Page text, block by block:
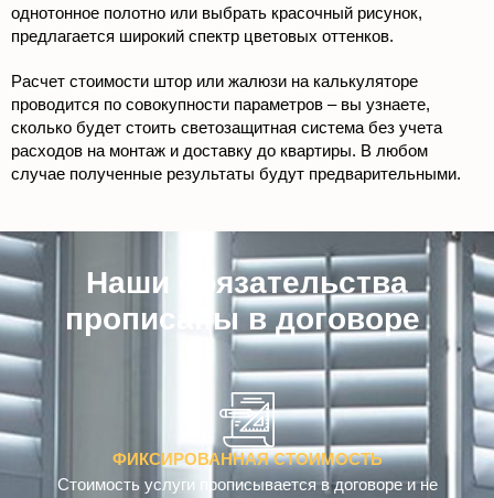
однотонное полотно или выбрать красочный рисунок,
предлагается широкий спектр цветовых оттенков.
Расчет стоимости штор или жалюзи на калькуляторе
проводится по совокупности параметров – вы узнаете,
сколько будет стоить светозащитная система без учета
расходов на монтаж и доставку до квартиры. В любом
случае полученные результаты будут предварительными.
Наши обязательства
прописаны в договоре сто
ФИКСИРОВАННАЯ СТОИМОСТЬ
Стоимость услуги прописывается в договоре и не